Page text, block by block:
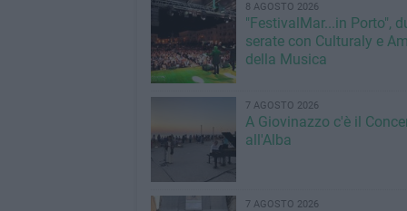
8 AGOSTO 2026
"FestivalMar...in Porto",
serate con Culturaly e
della Musica
7 AGOSTO 2026
A Giovinazzo c'è il
all'Alba
7 AGOSTO 2026